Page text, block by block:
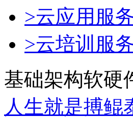
>云应用服
>云培训服
基础架构软硬
人生就是搏鲲